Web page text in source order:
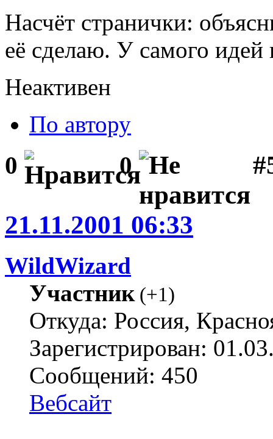
Насчёт странички:
её сделаю. У самого идей
Неактивен
По автору
0 0
21.11.2001 06:33
WildWizard
Участник(+1)
Откуда: Россия,
Зарегистрирован:
Сообщений: 450
Вебсайт